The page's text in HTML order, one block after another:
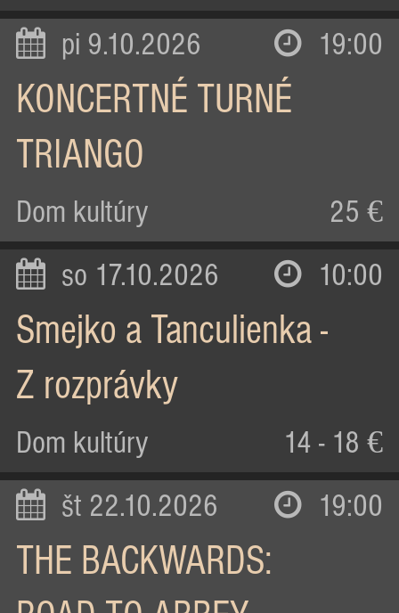
pi 9.10.2026 19:00
KONCERTNÉ TURNÉ
TRIANGO
Dom kultúry 25 €
so 17.10.2026 10:00
Smejko a Tanculienka -
Z rozprávky
Dom kultúry 14 - 18 €
št 22.10.2026 19:00
THE BACKWARDS: